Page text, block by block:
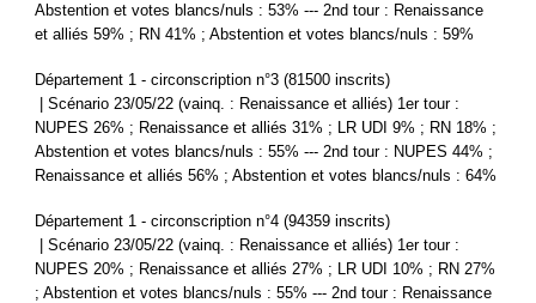
Abstention et votes blancs/nuls : 53% --- 2nd tour : Renaissance
et alliés 59% ; RN 41% ; Abstention et votes blancs/nuls : 59%
Département 1 - circonscription n°3 (81500 inscrits)
| Scénario 23/05/22 (vainq. : Renaissance et alliés) 1er tour :
NUPES 26% ; Renaissance et alliés 31% ; LR UDI 9% ; RN 18% ;
Abstention et votes blancs/nuls : 55% --- 2nd tour : NUPES 44% ;
Renaissance et alliés 56% ; Abstention et votes blancs/nuls : 64%
Département 1 - circonscription n°4 (94359 inscrits)
| Scénario 23/05/22 (vainq. : Renaissance et alliés) 1er tour :
NUPES 20% ; Renaissance et alliés 27% ; LR UDI 10% ; RN 27%
; Abstention et votes blancs/nuls : 55% --- 2nd tour : Renaissance